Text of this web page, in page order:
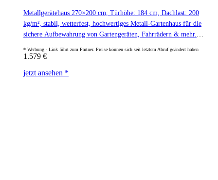
Metallgerätehaus 270×200 cm, Türhöhe: 184 cm, Dachlast: 200
kg/m², stabil, wetterfest, hochwertiges Metall-Gartenhaus für die
sichere Aufbewahrung von Gartengeräten, Fahrrädern & mehr.
1.579 €
jetzt ansehen *